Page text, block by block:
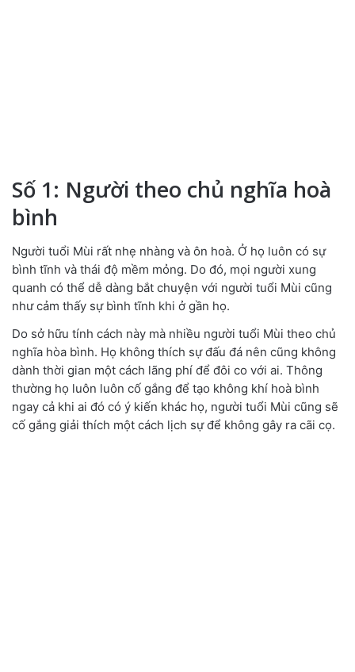
Số 1: Người theo chủ nghĩa hoà
bình
Người tuổi Mùi rất nhẹ nhàng và ôn hoà. Ở họ luôn có sự
bình tĩnh và thái độ mềm mỏng. Do đó, mọi người xung
quanh có thể dễ dàng bắt chuyện với người tuổi Mùi cũng
như cảm thấy sự bình tĩnh khi ở gần họ.
Do sở hữu tính cách này mà nhiều người tuổi Mùi theo chủ
nghĩa hòa bình. Họ không thích sự đấu đá nên cũng không
dành thời gian một cách lãng phí để đôi co với ai. Thông
thường họ luôn luôn cố gắng để tạo không khí hoà bình
ngay cả khi ai đó có ý kiến khác họ, người tuổi Mùi cũng sẽ
cố gắng giải thích một cách lịch sự để không gây ra cãi cọ.